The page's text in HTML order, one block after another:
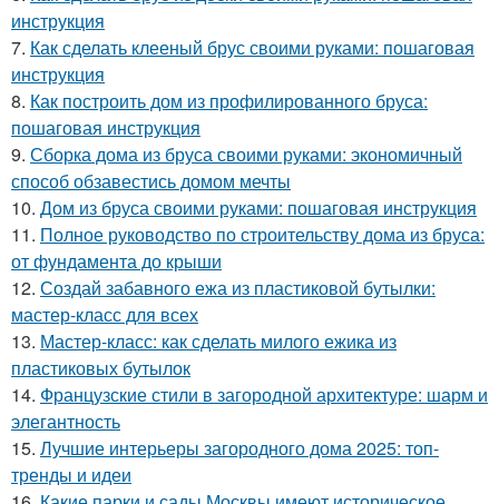
инструкция
7. Как сделать клееный брус своими руками: пошаговая
инструкция
8. Как построить дом из профилированного бруса:
пошаговая инструкция
9. Сборка дома из бруса своими руками: экономичный
способ обзавестись домом мечты
10. Дом из бруса своими руками: пошаговая инструкция
11. Полное руководство по строительству дома из бруса:
от фундамента до крыши
12. Создай забавного ежа из пластиковой бутылки:
мастер-класс для всех
13. Мастер-класс: как сделать милого ежика из
пластиковых бутылок
14. Французские стили в загородной архитектуре: шарм и
элегантность
15. Лучшие интерьеры загородного дома 2025: топ-
тренды и идеи